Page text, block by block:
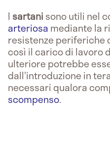
I sartani sono utili nel
arteriosa mediante la
resistenze periferiche
così il carico di lavoro
ulteriore potrebbe
dall'introduzione in
necessari qualora
scompenso.